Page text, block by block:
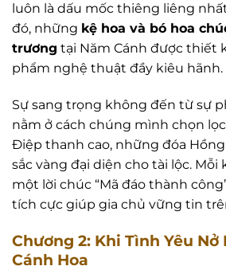
luôn là dấu mốc thiêng liêng
đó, những kệ hoa và bó hoa
trương tại Năm Cánh được thiết
phẩm nghệ thuật đầy kiêu hãnh.
Sự sang trọng không đến từ sự
nằm ở cách chúng mình chọn
Điệp thanh cao, những đóa Hồng
sắc vàng đại diện cho tài lộc. Mỗi
một lời chúc “Mã đáo thành
tích cực giúp gia chủ vững tin
Chương 2: Khi Tình Yêu Nở
Cánh Hoa